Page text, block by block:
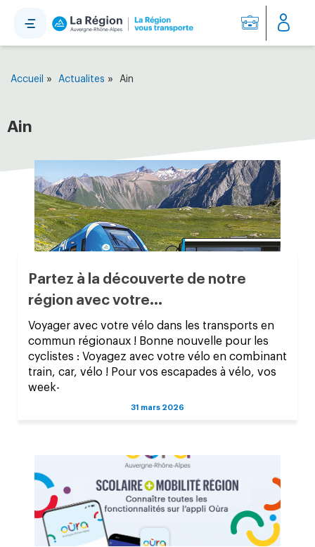
Accueil » Actualites » Ain
Ain
Partez à la découverte de notre
région avec votre...
Voyager avec votre vélo dans les transports en
commun régionaux ! Bonne nouvelle pour les
cyclistes : Voyagez avec votre vélo en combinant
train, car, vélo ! Pour vos escapades à vélo, vos
week-
31 mars 2026